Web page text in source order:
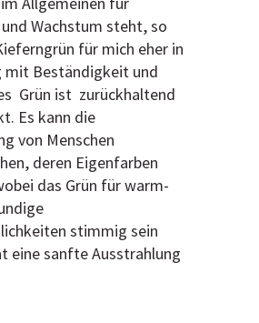
Allgemeinen für
Wachstum steht, so
für mich eher in
mit Beständigkeit und
Grün ist zurückhaltend
Es kann die
von Menschen
deren Eigenfarben
das Grün für warm-
stimmig sein
eine sanfte Ausstrahlung